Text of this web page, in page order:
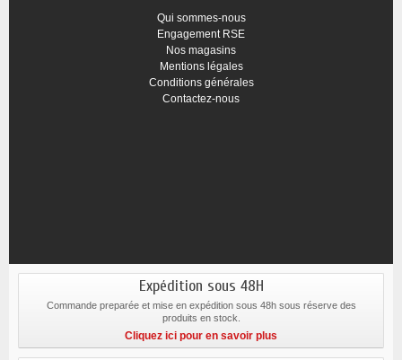
Qui sommes-nous
Engagement RSE
Nos magasins
Mentions légales
Conditions générales
Contactez-nous
Expédition sous 48H
Commande preparée et mise en expédition sous 48h sous réserve des
produits en stock.
Cliquez ici pour en savoir plus